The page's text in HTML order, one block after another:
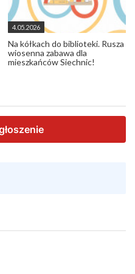
4.05.2026
Na kółkach do biblioteki. Rusza
wiosenna zabawa dla
mieszkańców Siechnic!